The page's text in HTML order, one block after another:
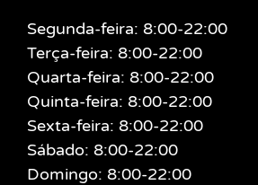
Segunda-feira: 8:00-22:00
Terça-feira: 8:00-22:00
Quarta-feira: 8:00-22:00
Quinta-feira: 8:00-22:00
Sexta-feira: 8:00-22:00
Sábado: 8:00-22:00
Domingo: 8:00-22:00